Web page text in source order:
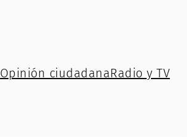
Opinión ciudadanaRadio y TV